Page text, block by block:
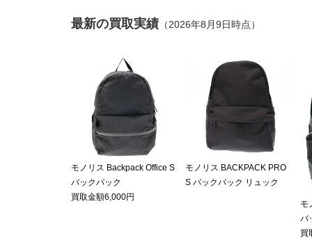
最新の買取実績 （2026年8月9日時点）
モノリス Backpack Office S
バックパック
買取金額6,000円
モノリス BACKPACK PRO
S バックパック リュック
モ
バ
買